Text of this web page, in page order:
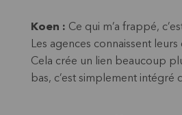
Koen : Ce qui m’a frappé,
Les agences connaissent
Cela crée un lien beaucoup
bas, c’est simplement intégré